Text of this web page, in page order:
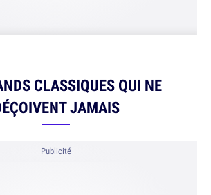
CLASSIQUES QUI NE
JAMAIS
Publicité